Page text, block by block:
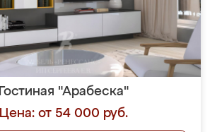
Гостиная "Арабеска"
Цена: от 54 000 руб.